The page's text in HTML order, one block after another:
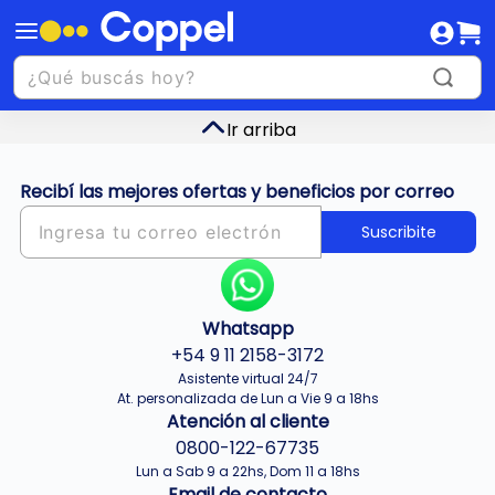
Ir arriba
Recibí las mejores ofertas y beneficios por correo
Suscribite
Whatsapp
+54 9 11 2158-3172
Asistente virtual 24/7
At. personalizada de Lun a Vie 9 a 18hs
Atención al cliente
0800-122-67735
Lun a Sab 9 a 22hs, Dom 11 a 18hs